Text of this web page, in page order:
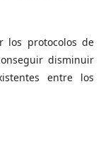
los protocolos de
disminuir
entre los